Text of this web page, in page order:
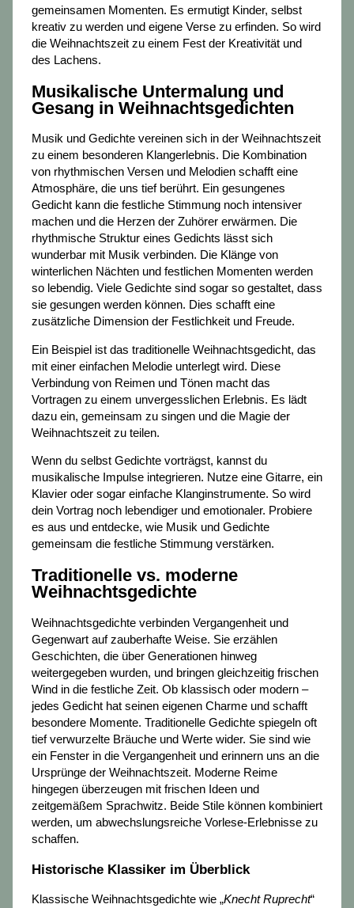
gemeinsamen Momenten. Es ermutigt Kinder, selbst
kreativ zu werden und eigene Verse zu erfinden. So wird
die Weihnachtszeit zu einem Fest der Kreativität und
des Lachens.
Musikalische Untermalung und
Gesang in Weihnachtsgedichten
Musik und Gedichte vereinen sich in der Weihnachtszeit
zu einem besonderen Klangerlebnis. Die Kombination
von rhythmischen Versen und Melodien schafft eine
Atmosphäre, die uns tief berührt. Ein gesungenes
Gedicht kann die festliche Stimmung noch intensiver
machen und die Herzen der Zuhörer erwärmen. Die
rhythmische Struktur eines Gedichts lässt sich
wunderbar mit Musik verbinden. Die Klänge von
winterlichen Nächten und festlichen Momenten werden
so lebendig. Viele Gedichte sind sogar so gestaltet, dass
sie gesungen werden können. Dies schafft eine
zusätzliche Dimension der Festlichkeit und Freude.
Ein Beispiel ist das traditionelle Weihnachtsgedicht, das
mit einer einfachen Melodie unterlegt wird. Diese
Verbindung von Reimen und Tönen macht das
Vortragen zu einem unvergesslichen Erlebnis. Es lädt
dazu ein, gemeinsam zu singen und die Magie der
Weihnachtszeit zu teilen.
Wenn du selbst Gedichte vorträgst, kannst du
musikalische Impulse integrieren. Nutze eine Gitarre, ein
Klavier oder sogar einfache Klanginstrumente. So wird
dein Vortrag noch lebendiger und emotionaler. Probiere
es aus und entdecke, wie Musik und Gedichte
gemeinsam die festliche Stimmung verstärken.
Traditionelle vs. moderne
Weihnachtsgedichte
Weihnachtsgedichte verbinden Vergangenheit und
Gegenwart auf zauberhafte Weise. Sie erzählen
Geschichten, die über Generationen hinweg
weitergegeben wurden, und bringen gleichzeitig frischen
Wind in die festliche Zeit. Ob klassisch oder modern –
jedes Gedicht hat seinen eigenen Charme und schafft
besondere Momente. Traditionelle Gedichte spiegeln oft
tief verwurzelte Bräuche und Werte wider. Sie sind wie
ein Fenster in die Vergangenheit und erinnern uns an die
Ursprünge der Weihnachtszeit. Moderne Reime
hingegen überzeugen mit frischen Ideen und
zeitgemäßem Sprachwitz. Beide Stile können kombiniert
werden, um abwechslungsreiche Vorlese-Erlebnisse zu
schaffen.
Historische Klassiker im Überblick
Klassische Weihnachtsgedichte wie „Knecht Ruprecht“